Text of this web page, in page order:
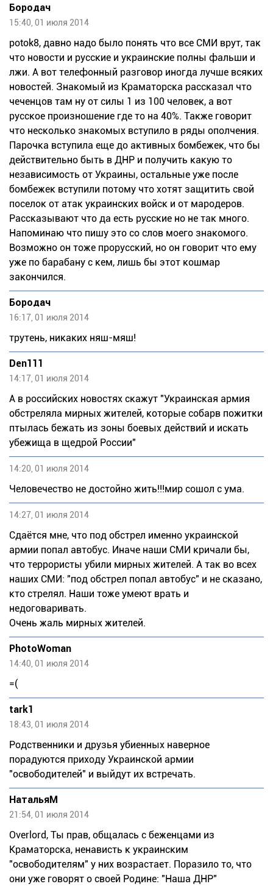
Бородач
15:40, 01 июля 2014
potok8, давно надо было понять что все СМИ врут, так
что новости и русские и украинские полны фальши и
лжи. А вот телефонный разговор иногда лучше всяких
новостей. Знакомый из Краматорска рассказал что
чеченцов там ну от силы 1 из 100 человек, а вот
русское произношение где то на 40%. Также говорит
что несколько знакомых вступило в ряды ополчения.
Парочка вступила еще до активных бомбежек, что бы
действительно быть в ДНР и получить какую то
независимость от Украины, остальные уже после
бомбежек вступили потому что хотят защитить свой
поселок от атак украинских войск и от мародеров.
Рассказывают что да есть русские но не так много.
Напоминаю что пишу это со слов моего знакомого.
Возможно он тоже прорусский, но он говорит что ему
уже по барабану с кем, лишь бы этот кошмар
закончился.
Бородач
16:17, 01 июля 2014
трутень, никаких няш-мяш!
Den111
14:17, 01 июля 2014
А в российских новостях скажут "Украинская армия
обстреляла мирных жителей, которые собарв пожитки
птылась бежать из зоны боевых действий и искать
убежища в щедрой России"
14:20, 01 июля 2014
Человечество не достойно жить!!!мир сошол с ума.
14:27, 01 июля 2014
Сдаётся мне, что под обстрел именно украинской
армии попал автобус. Иначе наши СМИ кричали бы,
что террористы убили мирных жителей. А так во всех
наших СМИ: "под обстрел попал автобус" и не сказано,
кто стрелял. Наши тоже умеют врать и
недоговаривать.
Очень жаль мирных жителей.
PhotoWoman
14:40, 01 июля 2014
=(
tark1
18:43, 01 июля 2014
Родственники и друзья убиенных наверное
порадуются приходу Украинской армии
"освободителей" и выйдут их встречать.
НатальяМ
21:54, 01 июля 2014
Overlord, Ты прав, общалась с беженцами из
Краматорска, ненависть к украинским
"освободителям" у них возрастает. Поразило то, что
они уже говорят о своей Родине: "Наша ДНР"